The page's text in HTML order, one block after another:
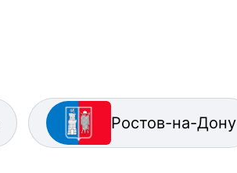
Ростов-на-Дону